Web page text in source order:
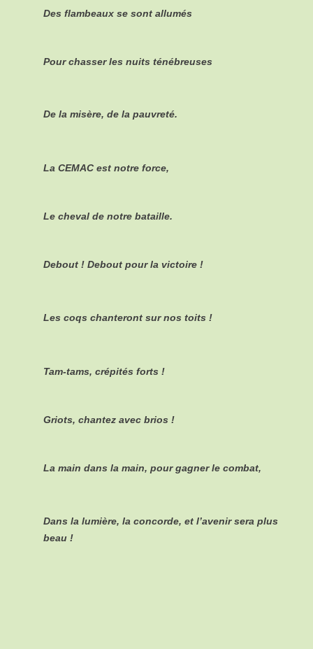
Des flambeaux se sont allumés
Pour chasser les nuits ténébreuses
De la misère, de la pauvreté.
La CEMAC est notre force,
Le cheval de notre bataille.
Debout ! Debout pour la victoire !
Les coqs chanteront sur nos toits !
Tam-tams, crépités forts !
Griots, chantez avec brios !
La main dans la main, pour gagner le combat,
Dans la lumière, la concorde, et l’avenir sera plus
beau !